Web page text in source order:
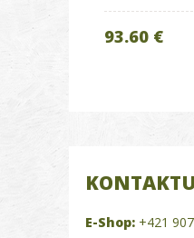
93.60 €
E-Shop: +421